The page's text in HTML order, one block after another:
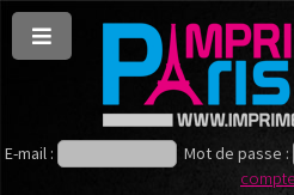
E-mail : Mot de passe :
compte